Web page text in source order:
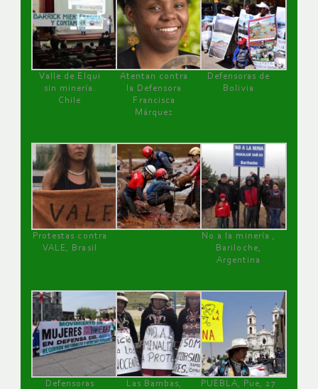
Valle de Elqui
sin minería.
Chile
Atentan contra
la Defensora
Francisca
Márquez
Defensoras de
Bolivia
Protestas contra
VALE, Brasil
No a la minería ,
Bariloche,
Argentina
Defensoras
Las Bambas,
PUEBLA, Pue, 27